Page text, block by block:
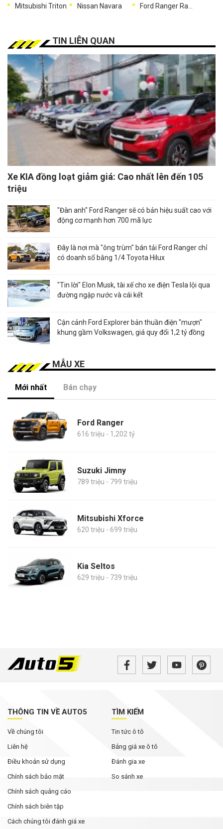
Mitsubishi Triton Nissan Navara
TIN LIÊN QUAN
Xe KIA đồng loạt giảm giá: Cao nhất lên đến 105
triệu
"Đàn anh" Ford Ranger sẽ có bản hiệu suất cao với
động cơ mạnh hơn 700 mã lực
Đây là nơi mà "ông trùm" bán tải Ford Ranger chỉ
có doanh số bằng 1/4 Toyota Hilux
"Tin lời" Elon Musk, tài xế cho xe điện Tesla lội qua
đường ngập nước và cái kết
Cận cảnh Ford Explorer bản thuần điện "mượn"
khung gầm Volkswagen, giá quy đổi 1,2 tỷ đồng
MẪU XE
Mới nhất Bán chạy
Ford Ranger
616 triệu - 1,202 tỷ
Suzuki Jimny
789 triệu - 799 triệu
Mitsubishi Xforce
620 triệu - 699 triệu
Kia Seltos
629 triệu - 739 triệu
THÔNG TIN VỀ AUTO5
Về chúng tôi
Liên hệ
Điều khoản sử dụng
Chính sách bảo mật
Chính sách quảng cáo
Chính sách biên tập
Cách chúng tôi đánh giá xe
TÌM KIẾM
Tin tức ô tô
Bảng giá xe ô tô
Đánh gia xe
So sánh xe